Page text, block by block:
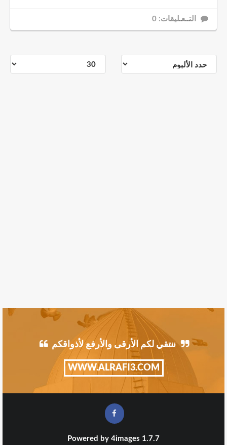
التــعـليقات: 0
ننتقي لكم الأرقى والأرفع لأذواقكم
WWW.ALRAFI3.COM
Powered by 4images 1.7.7